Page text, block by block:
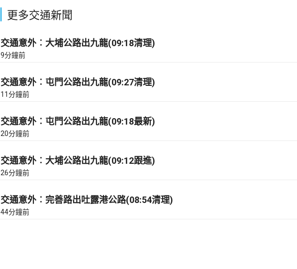
更多交通新聞
交通意外︰大埔公路出九龍(09:18清理)
9分鐘前
交通意外︰屯門公路出九龍(09:27清理)
11分鐘前
交通意外︰屯門公路出九龍(09:18最新)
20分鐘前
交通意外︰大埔公路出九龍(09:12跟進)
26分鐘前
交通意外︰完善路出吐露港公路(08:54清理)
44分鐘前